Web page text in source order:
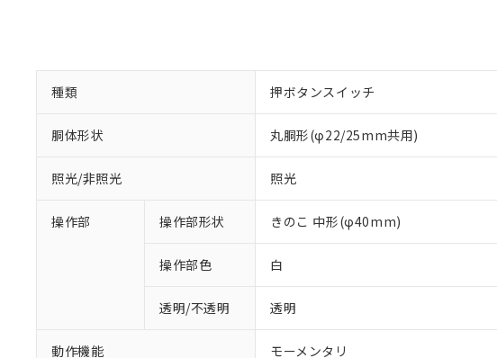
種類 押ボタンスイッチ
胴体形状 丸胴形(φ22/25mm共用)
照光/非照光 照光
操作部 操作部形状 きのこ 中形(φ40mm)
操作部色 白
透明/不透明 透明
動作機能 モーメンタリ